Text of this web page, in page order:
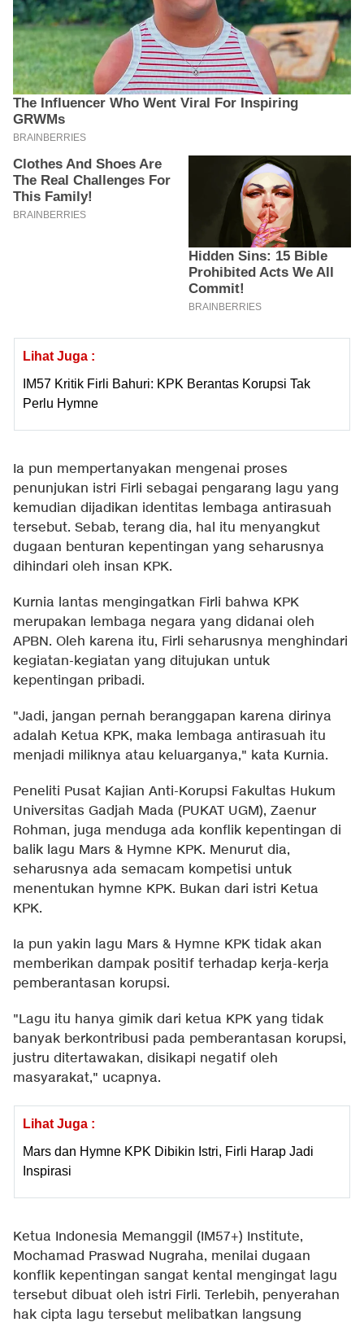
Lihat Juga :
IM57 Kritik Firli Bahuri: KPK Berantas Korupsi Tak
Perlu Hymne
Ia pun mempertanyakan mengenai proses
penunjukan istri Firli sebagai pengarang lagu yang
kemudian dijadikan identitas lembaga antirasuah
tersebut. Sebab, terang dia, hal itu menyangkut
dugaan benturan kepentingan yang seharusnya
dihindari oleh insan KPK.
Kurnia lantas mengingatkan Firli bahwa KPK
merupakan lembaga negara yang didanai oleh
APBN. Oleh karena itu, Firli seharusnya menghindari
kegiatan-kegiatan yang ditujukan untuk
kepentingan pribadi.
"Jadi, jangan pernah beranggapan karena dirinya
adalah Ketua KPK, maka lembaga antirasuah itu
menjadi miliknya atau keluarganya," kata Kurnia.
Peneliti Pusat Kajian Anti-Korupsi Fakultas Hukum
Universitas Gadjah Mada (PUKAT UGM), Zaenur
Rohman, juga menduga ada konflik kepentingan di
balik lagu Mars & Hymne KPK. Menurut dia,
seharusnya ada semacam kompetisi untuk
menentukan hymne KPK. Bukan dari istri Ketua
KPK.
Ia pun yakin lagu Mars & Hymne KPK tidak akan
memberikan dampak positif terhadap kerja-kerja
pemberantasan korupsi.
"Lagu itu hanya gimik dari ketua KPK yang tidak
banyak berkontribusi pada pemberantasan korupsi,
justru ditertawakan, disikapi negatif oleh
masyarakat," ucapnya.
Lihat Juga :
Mars dan Hymne KPK Dibikin Istri, Firli Harap Jadi
Inspirasi
Ketua Indonesia Memanggil (IM57+) Institute,
Mochamad Praswad Nugraha, menilai dugaan
konflik kepentingan sangat kental mengingat lagu
tersebut dibuat oleh istri Firli. Terlebih, penyerahan
hak cipta lagu tersebut melibatkan langsung